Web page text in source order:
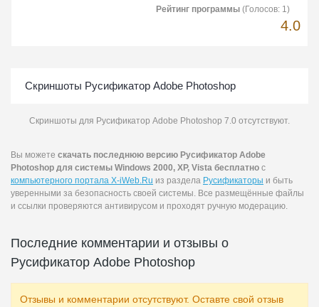
Рейтинг программы (Голосов: 1)
4.0
Скриншоты Русификатор Adobe Photoshop
Скриншоты для Русификатор Adobe Photoshop 7.0 отсутствуют.
Вы можете скачать последнюю версию Русификатор Adobe
Photoshop для системы Windows 2000, XP, Vista бесплатно с
компьютерного портала X-iWeb.Ru из раздела Русификаторы и быть
уверенными за безопасность своей системы. Все размещённые файлы
и ссылки проверяются антивирусом и проходят ручную модерацию.
Последние комментарии и отзывы о
Русификатор Adobe Photoshop
Отзывы и комментарии отсутствуют. Оставте свой отзыв